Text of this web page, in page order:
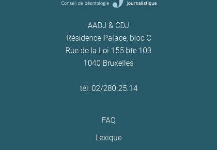
AADJ & CDJ
Résidence Palace, bloc C
Rue de la Loi 155 bte 103
1040 Bruxelles
tél: 02/280.25.14
FAQ
Lexique